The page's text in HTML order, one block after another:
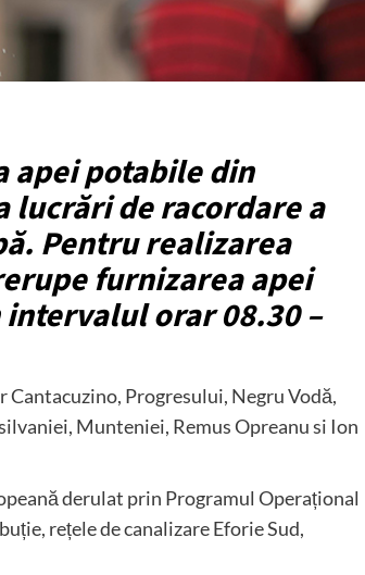
apei potabile din
lucrări de racordare a
Pentru realizarea
furnizarea apei
orar 08.30 –
Progresului, Negru Vodă,
Munteniei, Remus Opreanu si Ion
derulat prin Programul Operațional
rețele de canalizare Eforie Sud,